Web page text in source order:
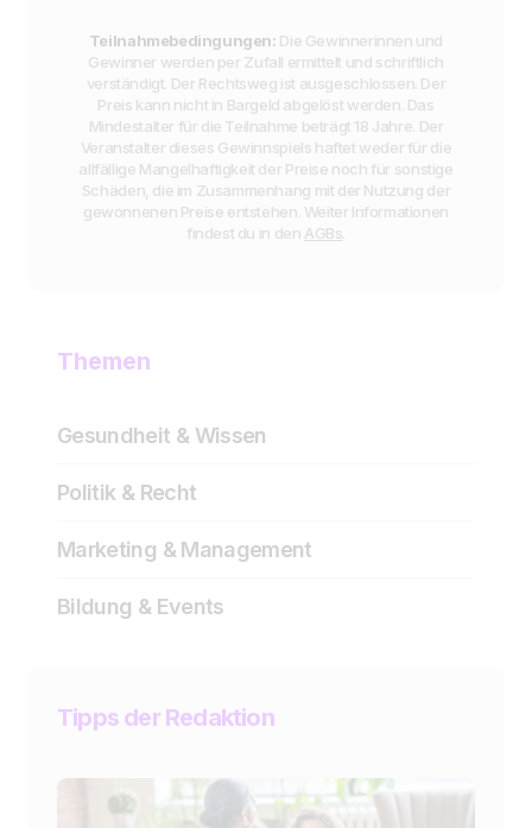
Teilnahmebedingungen: Die Gewinnerinnen und
Gewinner werden per Zufall ermittelt und schriftlich
verständigt. Der Rechtsweg ist ausgeschlossen. Der
Preis kann nicht in Bargeld abgelöst werden. Das
Mindestalter für die Teilnahme beträgt 18 Jahre. Der
Veranstalter dieses Gewinnspiels haftet weder für die
allfällige Mangelhaftigkeit der Preise noch für sonstige
Schäden, die im Zusammenhang mit der Nutzung der
gewonnenen Preise entstehen. Weiter Informationen
findest du in den AGBs
Themen
Gesundheit & Wissen
Politik & Recht
Marketing & Management
Bildung & Events
Tipps der Redaktion